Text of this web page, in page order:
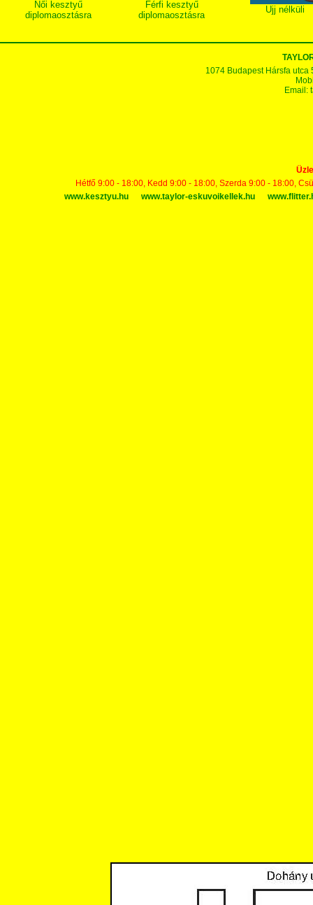
Női kesztyű
diplomaosztásra
Férfi kesztyű
diplomaosztásra
Ujj nélküli
1074 Budapest Hársfa utca
Email:
Hétfő 9:00 - 18:00, Kedd 9:00 - 18:00, Szerda 9:00 - 18:00,
www.kesztyu.hu
www.taylor-eskuvoikellek.hu